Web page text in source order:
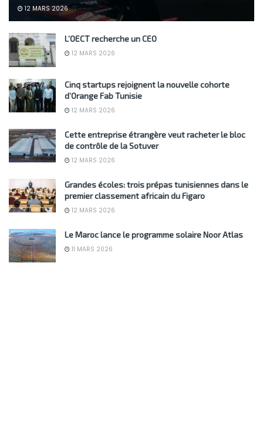
12 MARS 2026
L’OECT recherche un CEO
12 MARS 2026
Cinq startups rejoignent la nouvelle cohorte
d’Orange Fab Tunisie
12 MARS 2026
Cette entreprise étrangère veut racheter le bloc
de contrôle de la Sotuver
12 MARS 2026
Grandes écoles: trois prépas tunisiennes dans le
premier classement africain du Figaro
12 MARS 2026
Le Maroc lance le programme solaire Noor Atlas
11 MARS 2026